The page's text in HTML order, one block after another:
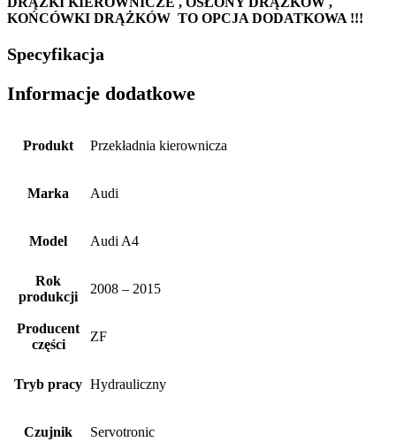
KOŃCÓWKI DRĄŻKÓW TO OPCJA DODATKOWA !!!
Specyfikacja
Informacje dodatkowe
Produkt Przekładnia kierownicza
Marka Audi
Model Audi A4
Rok
produkcji
2008 – 2015
Producent
części
ZF
Tryb pracy Hydrauliczny
Czujnik Servotronic